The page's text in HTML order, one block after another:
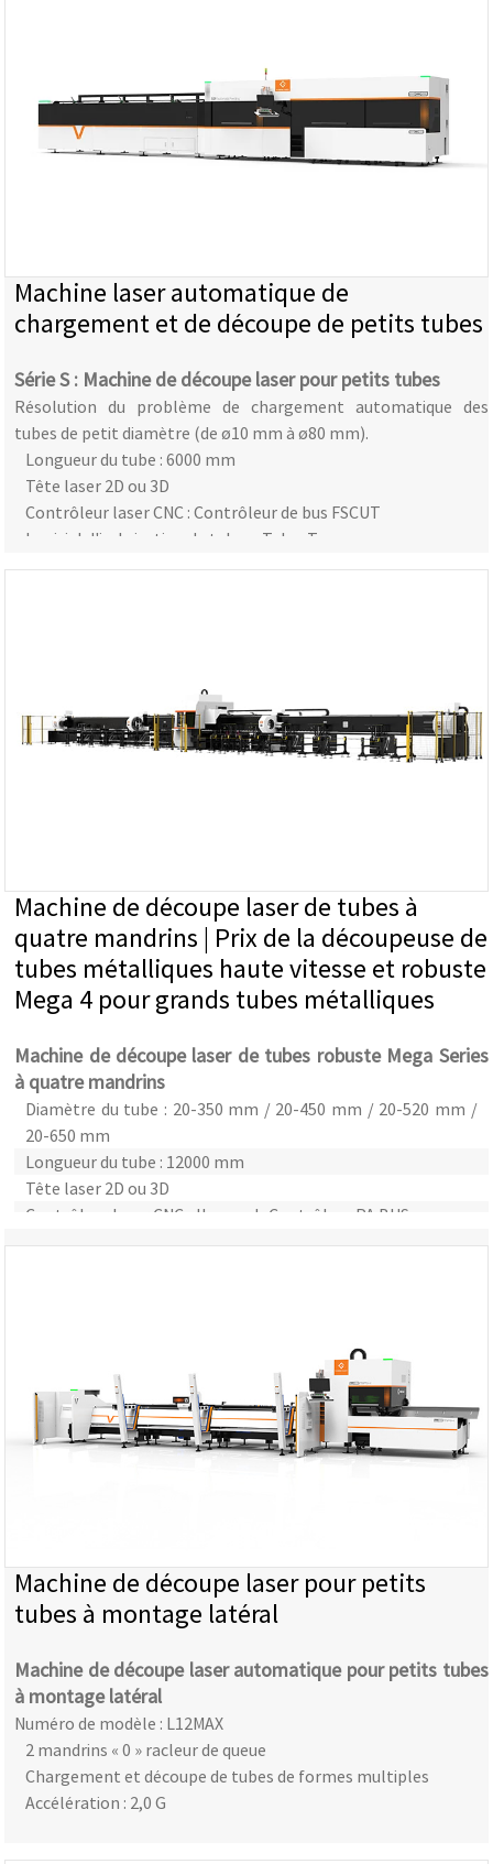
Machine laser automatique de
chargement et de découpe de petits tubes
Série S : Machine de découpe laser pour petits tubes
Résolution du problème de chargement automatique des
tubes de petit diamètre (de ø10 mm à ø80 mm).
Longueur du tube : 6000 mm
Tête laser 2D ou 3D
Contrôleur laser CNC : Contrôleur de bus FSCUT
Logiciel d'imbrication de tubes : TubesT
Machine de découpe laser de tubes à
quatre mandrins | Prix de la découpeuse de
tubes métalliques haute vitesse et robuste
Mega 4 pour grands tubes métalliques
Machine de découpe laser de tubes robuste Mega Series
à quatre mandrins
Diamètre du tube : 20-350 mm / 20-450 mm / 20-520 mm /
20-650 mm
Longueur du tube : 12000 mm
Tête laser 2D ou 3D
Contrôleur laser CNC allemand : Contrôleur PA BUS
Logiciel d'imbrication de tubes : Lantek
Machine de découpe laser pour petits
tubes à montage latéral
Machine de découpe laser automatique pour petits tubes
à montage latéral
Numéro de modèle : L12MAX
2 mandrins « 0 » racleur de queue
Chargement et découpe de tubes de formes multiples
Accélération : 2,0 G